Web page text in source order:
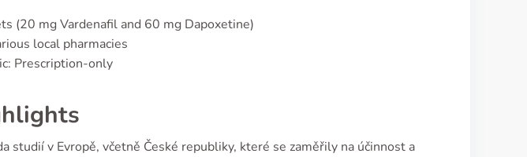
(20 mg Vardenafil and 60 mg Dapoxetine)
local pharmacies
Prescription-only
studií v Evropě, včetně České republiky, které se zaměřily na účinnost a